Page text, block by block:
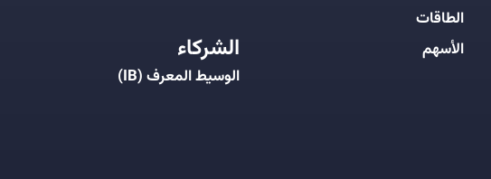
الطاقات
الأسهم
الشركاء
الوسيط المعرف (IB)